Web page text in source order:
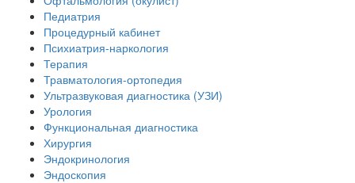
Педиатрия
Процедурный кабинет
Психиатрия-наркология
Терапия
Травматология-ортопедия
Ультразвуковая диагностика (УЗИ)
Урология
Функциональная диагностика
Хирургия
Эндокринология
Эндоскопия